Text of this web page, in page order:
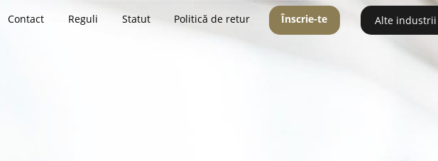
Contact Reguli Statut Politică de retur Înscrie-te Alte industrii